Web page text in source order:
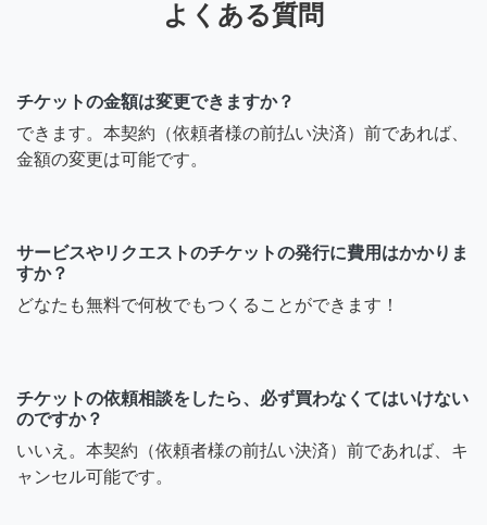
よくある質問
チケットの金額は変更できますか？
できます。本契約（依頼者様の前払い決済）前であれば、
金額の変更は可能です。
サービスやリクエストのチケットの発行に費用はかかりま
すか？
どなたも無料で何枚でもつくることができます！
チケットの依頼相談をしたら、必ず買わなくてはいけない
のですか？
いいえ。本契約（依頼者様の前払い決済）前であれば、キ
ャンセル可能です。